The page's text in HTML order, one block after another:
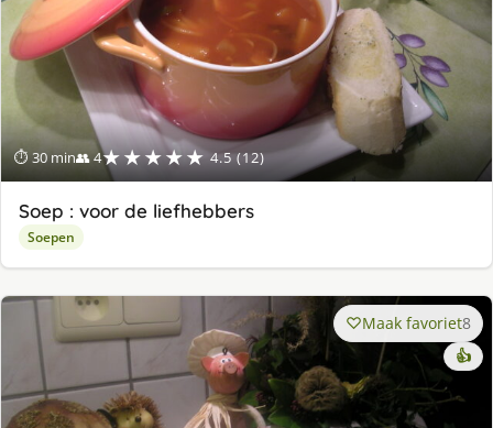
⏱ 30 min👥 4★★★★★ 4.5 (12)
Soep : voor de liefhebbers
Soepen
Maak favoriet8
👍